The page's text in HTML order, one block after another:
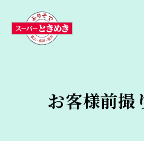
お客様前撮